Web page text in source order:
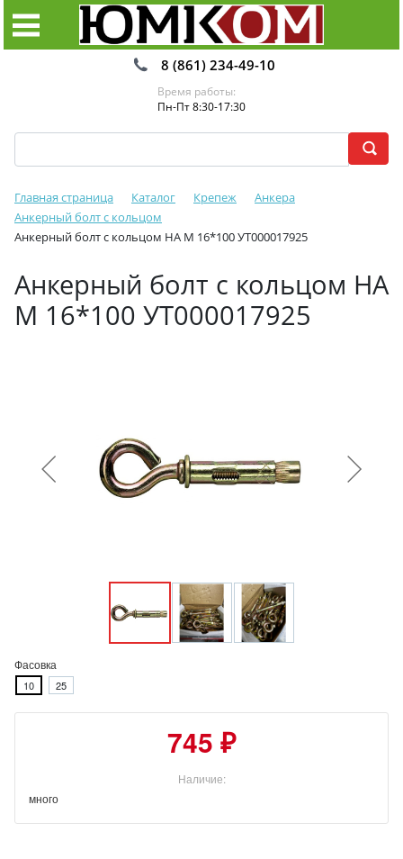
8 (861) 234-49-10
Время работы:
Пн-Пт 8:30-17:30
Главная страница Каталог Крепеж
Анкера
Анкерный болт с кольцом
Анкерный болт с кольцом HA М 16*100 УТ000017925
Анкерный болт с кольцом HA
М 16*100 УТ000017925
Фасовка
10 25
745 ₽
Наличие:
много